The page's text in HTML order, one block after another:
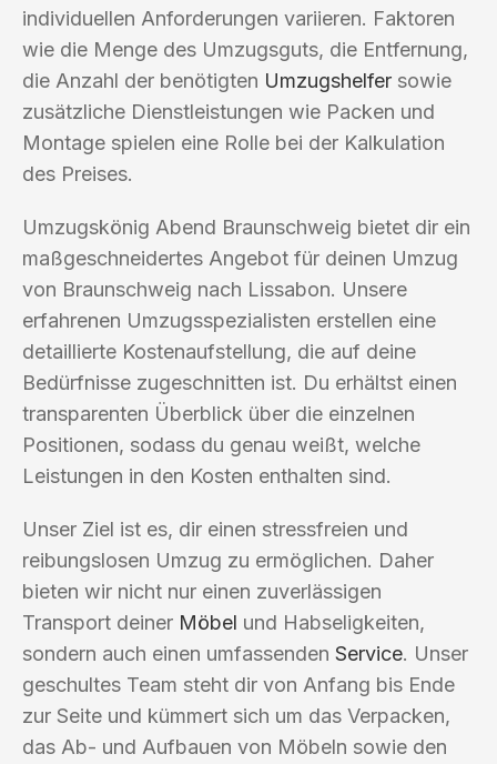
individuellen Anforderungen variieren. Faktoren
wie die Menge des Umzugsguts, die Entfernung,
die Anzahl der benötigten Umzugshelfer sowie
zusätzliche Dienstleistungen wie Packen und
Montage spielen eine Rolle bei der Kalkulation
des Preises.
Umzugskönig Abend Braunschweig bietet dir ein
maßgeschneidertes Angebot für deinen Umzug
von Braunschweig nach Lissabon. Unsere
erfahrenen Umzugsspezialisten erstellen eine
detaillierte Kostenaufstellung, die auf deine
Bedürfnisse zugeschnitten ist. Du erhältst einen
transparenten Überblick über die einzelnen
Positionen, sodass du genau weißt, welche
Leistungen in den Kosten enthalten sind.
Unser Ziel ist es, dir einen stressfreien und
reibungslosen Umzug zu ermöglichen. Daher
bieten wir nicht nur einen zuverlässigen
Transport deiner Möbel und Habseligkeiten,
sondern auch einen umfassenden Service. Unser
geschultes Team steht dir von Anfang bis Ende
zur Seite und kümmert sich um das Verpacken,
das Ab- und Aufbauen von Möbeln sowie den